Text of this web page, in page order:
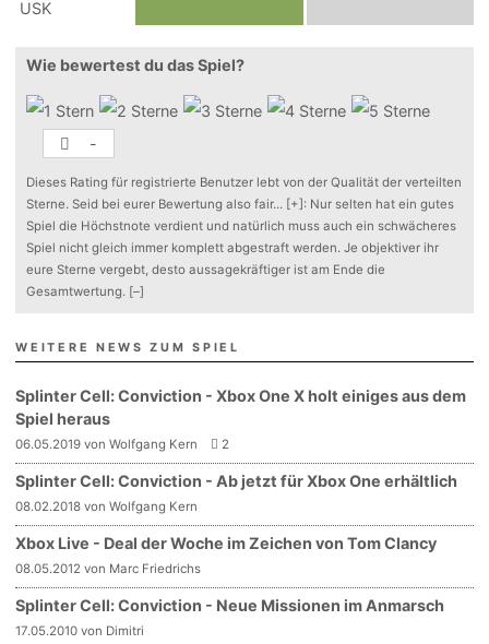
Wie bewertest du das Spiel?
-
Dieses Rating für registrierte Benutzer lebt von der Qualität der verteilten
Sterne. Seid bei eurer Bewertung also fair... [+] : Nur selten hat ein gutes
Spiel die Höchstnote verdient und natürlich muss auch ein schwächeres
Spiel nicht gleich immer komplett abgestraft werden. Je objektiver ihr
eure Sterne vergebt, desto aussagekräftiger ist am Ende die
Gesamtwertung. [–]
WEITERE NEWS ZUM SPIEL
Splinter Cell: Conviction - Xbox One X holt einiges aus dem
Spiel heraus
06.05.2019 von Wolfgang Kern 2
Splinter Cell: Conviction - Ab jetzt für Xbox One erhältlich
08.02.2018 von Wolfgang Kern
Xbox Live - Deal der Woche im Zeichen von Tom Clancy
08.05.2012 von Marc Friedrichs
Splinter Cell: Conviction - Neue Missionen im Anmarsch
17.05.2010 von Dimitri